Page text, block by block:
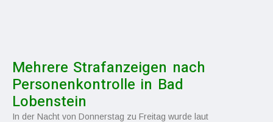
Mehrere Strafanzeigen nach
Personenkontrolle in Bad
Lobenstein
In der Nacht von Donnerstag zu Freitag wurde laut